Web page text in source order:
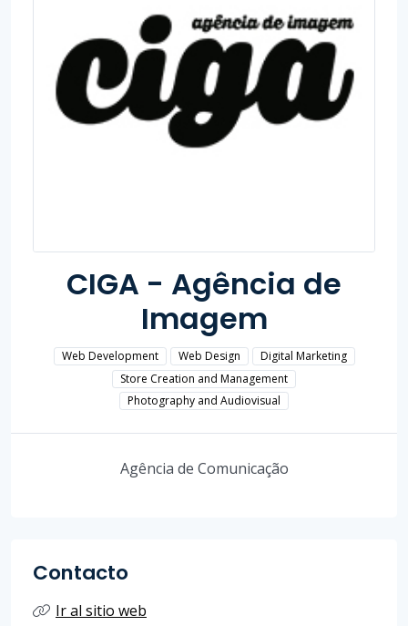
CIGA - Agência de
Imagem
Web Development Web Design
Digital Marketing
Store Creation and Management
Photography and Audiovisual
Agência de Comunicação
Contacto
Ir al sitio web